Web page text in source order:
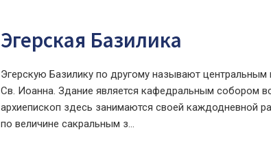
Эгерская Базилика
Эгерскую Базилику по другому называют
Св. Иоанна. Здание является кафедральным собором
архиепископ здесь занимаются своей каждодневной
по величине сакральным з...